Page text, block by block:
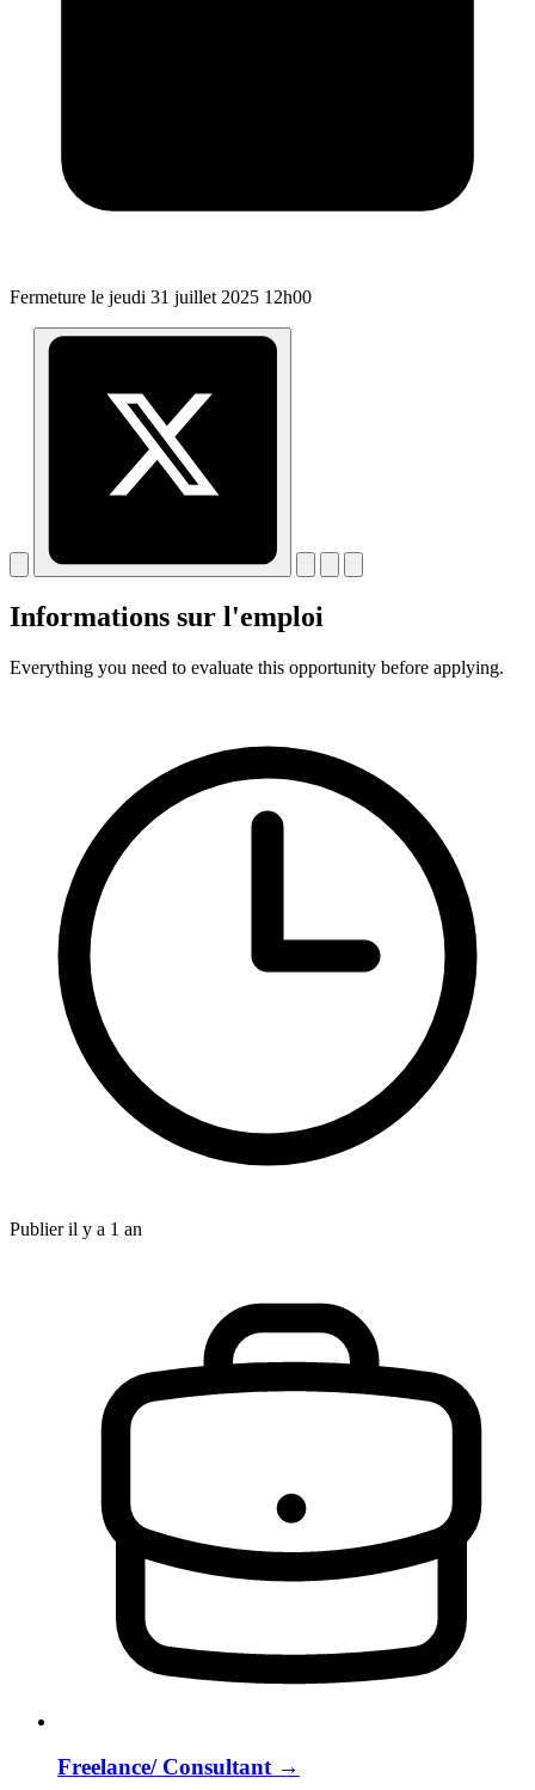
Fermeture le jeudi 31 juillet 2025 12h00
Informations sur l'emploi
Everything you need to evaluate this opportunity before applying.
Publier il y a 1 an
Freelance/ Consultant→